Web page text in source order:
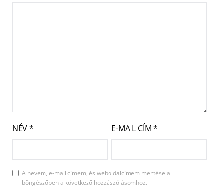
NÉV* E-MAIL CÍM *
A nevem, e-mail címem, és weboldalcímem mentése a
böngészőben a következő hozzászólásomhoz.